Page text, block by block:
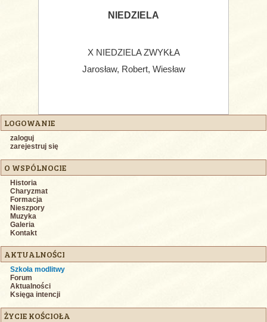
NIEDZIELA
X NIEDZIELA ZWYKŁA
Jarosław, Robert, Wiesław
LOGOWANIE
zaloguj
zarejestruj się
O WSPÓLNOCIE
Historia
Charyzmat
Formacja
Nieszpory
Muzyka
Galeria
Kontakt
AKTUALNOŚCI
Szkoła modlitwy
Forum
Aktualności
Księga intencji
ŻYCIE KOŚCIOŁA